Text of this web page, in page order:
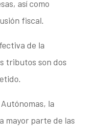
así como
fiscal.
de la
tributos son dos
la
mayor parte de las